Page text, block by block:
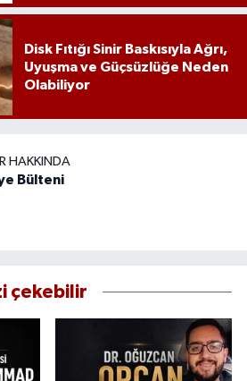
Disk Fıtığı Sinir Baskısıyla Ağrı,
Uyuşma ve Güçsüzlüğe Neden
Olabiliyor
HAKKINDA
Bülteni
çekebilir